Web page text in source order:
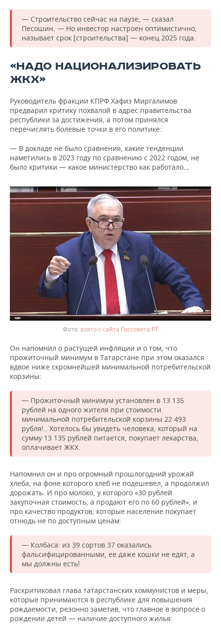
— Строительство сейчас на паузе, — сказал
Песошин. — Но инвестор настроен оптимистично,
называет срок [строительства] — конец 2025 года.
«НАДО НАЦИОНАЛИЗИРОВАТЬ
ЖКХ»
Руководитель фракции КПРФ Хафиз Миргалимов
предварил критику похвалой в адрес правительства
республики за достижения, а потом принялся
перечислять болевые точки в его политике:
— В докладе не было сравнения, какие тенденции
наметились в 2023 году по сравнению с 2022 годом, не
было критики — какое министерство как работало…
взято с сайта Госсовета РТ
Он напомнил о растущей инфляции и о том, что
прожиточный минимум в Татарстане при этом оказался
вдвое ниже скромнейшей минимальной потребительской
корзины:
— Прожиточный минимум установлен в 13 135
рублей на одного жителя при стоимости
минимальной потребительской корзины 22 493
рубля!.. Хотелось бы увидеть человека, который на
сумму 13 135 рублей питается, покупает лекарства,
оплачивает ЖКХ.
Напомнил он и про огромный прошлогодний урожай
хлеба, на фоне которого хлеб не подешевел, а продолжил
дорожать. И про молоко, у которого «30 рублей
закупочная стоимость, а продают его по 60 рублей», и
про качество продуктов, которые население покупает
отнюдь не по доступным ценам:
— Колбаса: из 39 сортов 37 оказались
фальсифицированными, ее даже кошки не едят, а
мы должны есть!
Раскритиковал глава татарстанских коммунистов и меры,
которые принимаются в республике для повышения
рождаемости, резонно заметив, что главное в вопросе о
рождении детей — наличие доступного жилья: